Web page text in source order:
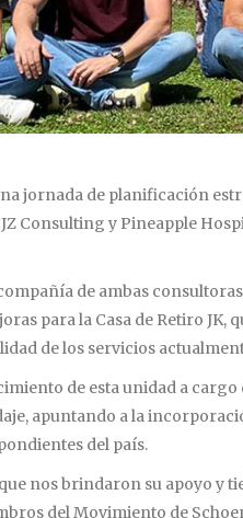
jornada de planificación
Consulting y Pineapple
de ambas
para la Casa de Retiro JK,
de los servicios
de esta unidad a cargo
apuntando a la
del país.
nos brindaron su apoyo y
del Movimiento de